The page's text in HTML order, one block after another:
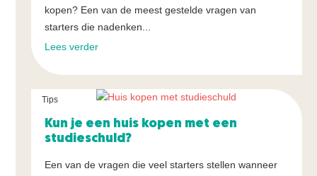
kopen? Een van de meest gestelde vragen van
starters die nadenken...
Lees verder
Tips
Kun je een huis kopen met een
studieschuld?
Een van de vragen die veel starters stellen wanneer